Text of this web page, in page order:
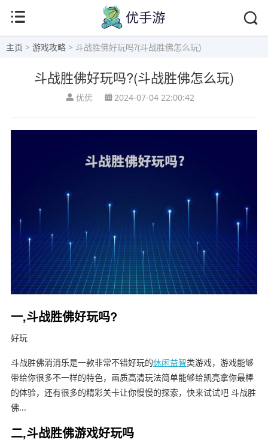
主页 > 游戏攻略 > 斗战胜佛好玩吗?(斗战胜佛怎么玩)
斗战胜佛好玩吗?(斗战胜佛怎么玩)
优优 2024-07-04 22:00:42
一,斗战胜佛好玩吗?
好玩
斗战胜佛消消乐是一款非常不错好玩的休闲益智类游戏，游戏能够
带给你很多不一样的特色，画质高清玩法简单能够给凯亮拿你最棒
的体验，还有很多的精彩关卡让你慢慢的探索，快来试试吧 斗战胜
佛...
二,斗战胜佛游戏好玩吗